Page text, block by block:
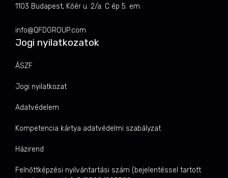
1103 Budapest, Kőér u. 2/a. C ép 5. em.
info@QFDGROUP.com
Jogi nyilatkozatok
ÁSZF
Jogi nyilatkozat
Adatvédelem
Kompetencia kártya adatvédelmi szabályzat
Házirend
Felnőttképzési nyilvántartási szám (bejelentéssel tartott